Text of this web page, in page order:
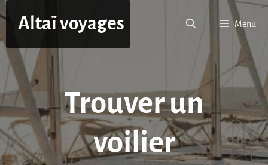
au
contenu
Altaï voyages Menu
Trouver un
voilier